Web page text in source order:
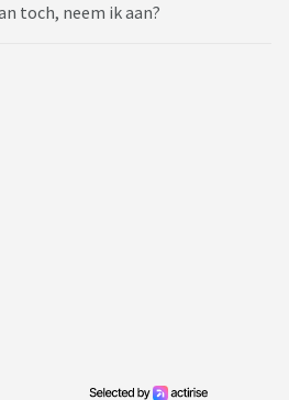
toch, neem ik aan?